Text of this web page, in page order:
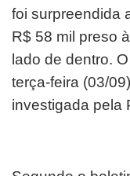
foi surpreendida
R$ 58 mil preso
lado de dentro.
terça-feira (03/
investigada pela